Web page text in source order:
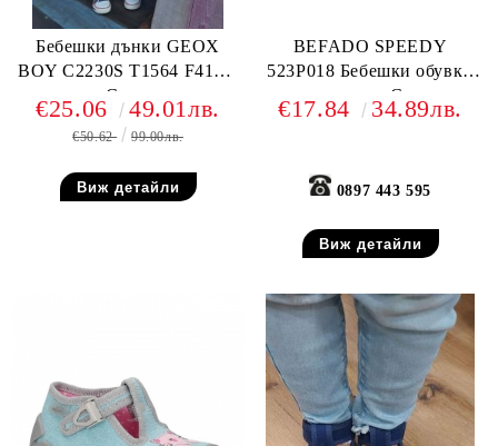
Бебешки дънки GEOX
BOY C2230S T1564 F4105,
Сини
€25.06 49.01лв.
€50.62 99.00лв.
Виж детайли
BEFADO SPEEDY
523P018 Бебешки обувки
от текстил, С коли
€17.84 34.89лв.
0897 443 595
Виж детайли